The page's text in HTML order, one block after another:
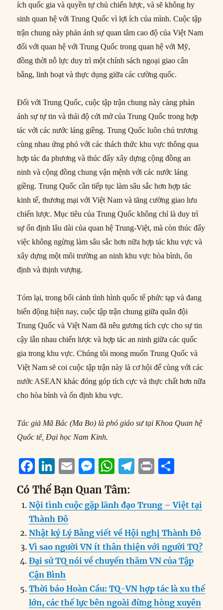
ích quốc gia và quyền tự chủ chiến lược, và sẽ không hy
sinh quan hệ với Trung Quốc vì lợi ích của mình. Cuộc tập
trận chung này phản ánh sự quan tâm cao độ của Việt Nam
đối với quan hệ với Trung Quốc trong quan hệ với Mỹ,
đồng thời nỗ lực duy trì một chính sách ngoại giao cân
bằng, linh hoạt và thực dụng giữa các cường quốc.
Đối với Trung Quốc, cuộc tập trận chung này càng phản
ánh sự tự tin và thái độ cởi mở của Trung Quốc trong hợp
tác với các nước láng giềng. Trung Quốc luôn chủ trương
cùng nhau ứng phó với các thách thức khu vực thông qua
hợp tác đa phương và thúc đẩy xây dựng cộng đồng an
ninh và cộng đồng chung vận mệnh với các nước láng
giềng. Trung Quốc cần tiếp tục làm sâu sắc hơn hợp tác
kinh tế, thương mại với Việt Nam và tăng cường giao lưu
chiến lược. Mục tiêu của Trung Quốc không chỉ là duy trì
sự ổn định lâu dài của quan hệ Trung-Việt, mà còn thúc đẩy
việc không ngừng làm sâu sắc hơn nữa hợp tác khu vực và
xây dựng một môi trường an ninh khu vực hòa bình, ổn
định và thịnh vượng.
Tóm lại, trong bối cảnh tình hình quốc tế phức tạp và đang
biến động hiện nay, cuộc tập trận chung giữa quân đội
Trung Quốc và Việt Nam đã nêu gương tích cực cho sự tin
cậy lẫn nhau chiến lược và hợp tác an ninh giữa các quốc
gia trong khu vực. Chúng tôi mong muốn Trung Quốc và
Việt Nam sẽ coi cuộc tập trận này là cơ hội để cùng với các
nước ASEAN khác đóng góp tích cực và thực chất hơn nữa
cho hòa bình và ổn định khu vực.
Tác giả Mã Bác (Ma Bo) là phó giáo sư tại Khoa Quan hệ
Quốc tế, Đại học Nam Kinh.
F
a
c
e
b
o
o
k
Li
n
k
e
d
I
n
E
m
ai
l
M
e
ss
e
n
g
er
W
h
at
s
A
p
p
T
e
g
r
a
m
P
n
t
a
re
Có Thể Bạn Quan Tâm:
Nội tình cuộc gặp lãnh đạo Trung – Việt tại
Thành Đô
Nhật ký Lý Bằng viết về Hội nghị Thành Đô
Vì sao người VN ít thân thiện với người TQ?
Đại sứ TQ nói về chuyến thăm VN của Tập
Cận Bình
Thời báo Hoàn Cầu: TQ-VN hợp tác là xu thế
lớn, các thế lực bên ngoài đừng hòng xuyên